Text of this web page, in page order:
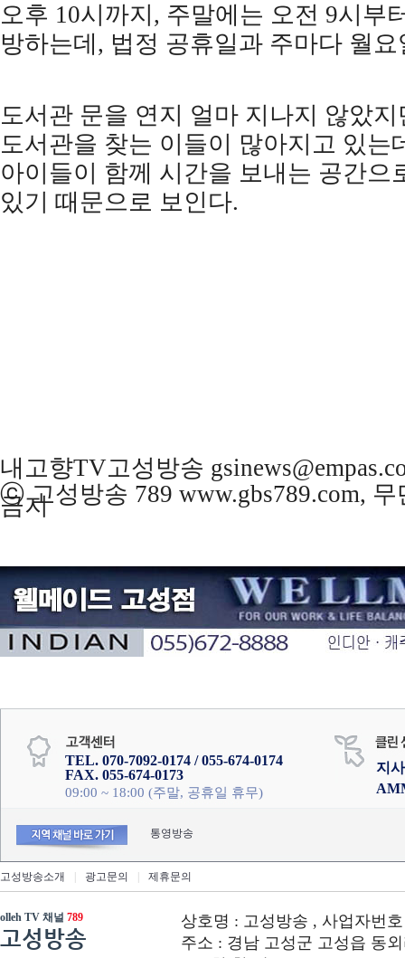
오후 10시까지 , 주말에는 오전 9시부
방하는데 , 법정 공휴일과 주마다 월
도서관 문을 연지 얼마 지나지 않았
도서관을 찾는 이들이 많아지고 있는
아이들이 함께 시간을 보내는 공간으
있기 때문으로 보인다.
내고향TV고성방송
ⓒ 고성방송 789 www.gbs789.com,
금지
TEL. 070-7092-0174 / 055-674-0174
FAX. 055-674-0173
09:00 ~ 18:00 (주말, 공휴일 휴무)
지
통영방송
고성방송소개 광고문의 제휴문의
olleh TV 채널 789
고성방송
상호명 : 고성방송 , 사업자번호
주소 : 경남 고성군 고성읍 동외